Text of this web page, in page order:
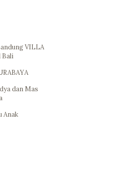
VILLA
Bali
dan Mas
Anak